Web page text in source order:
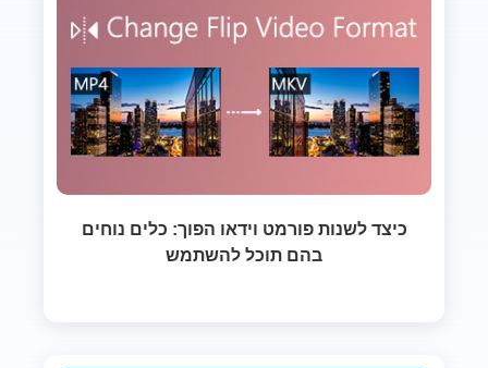
כיצד לשנות פורמט וידאו הפוך: כלים נוחים
בהם תוכל להשתמש